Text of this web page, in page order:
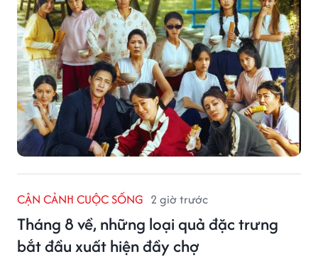
CẬN CẢNH CUỘC SỐNG 2 giờ trước
Tháng 8 về, những loại quả đặc trưng
bắt đầu xuất hiện đầy chợ